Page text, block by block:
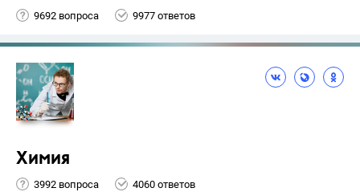
9692 вопроса 9977 ответов
Химия
3992 вопроса 4060 ответов